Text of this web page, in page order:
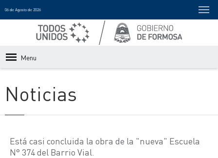
06 de Agosto de 2026
Menu
Noticias
Está casi concluida la obra de la "nueva" Escuela
N° 374 del Barrio Vial.